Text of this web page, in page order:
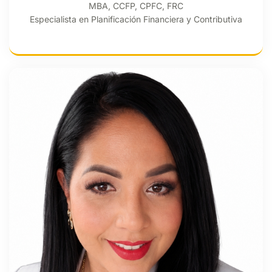
MBA, CCFP, CPFC, FRC
Especialista en Planificación Financiera y Contributiva